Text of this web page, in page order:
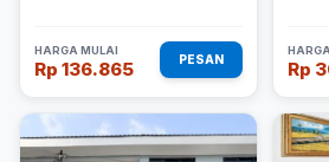
HARGA MULAI
Rp 136.865 PESAN Rp